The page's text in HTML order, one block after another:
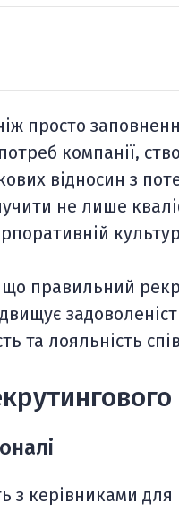
просто
компанії,
відносин з
не лише
правильний
та лояльність
з керівниками